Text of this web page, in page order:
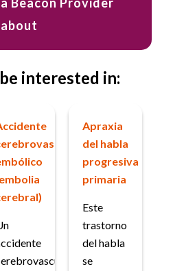
about
interested in:
Apraxia
del habla
progresiva
primaria
Este
trastorno
del habla
se